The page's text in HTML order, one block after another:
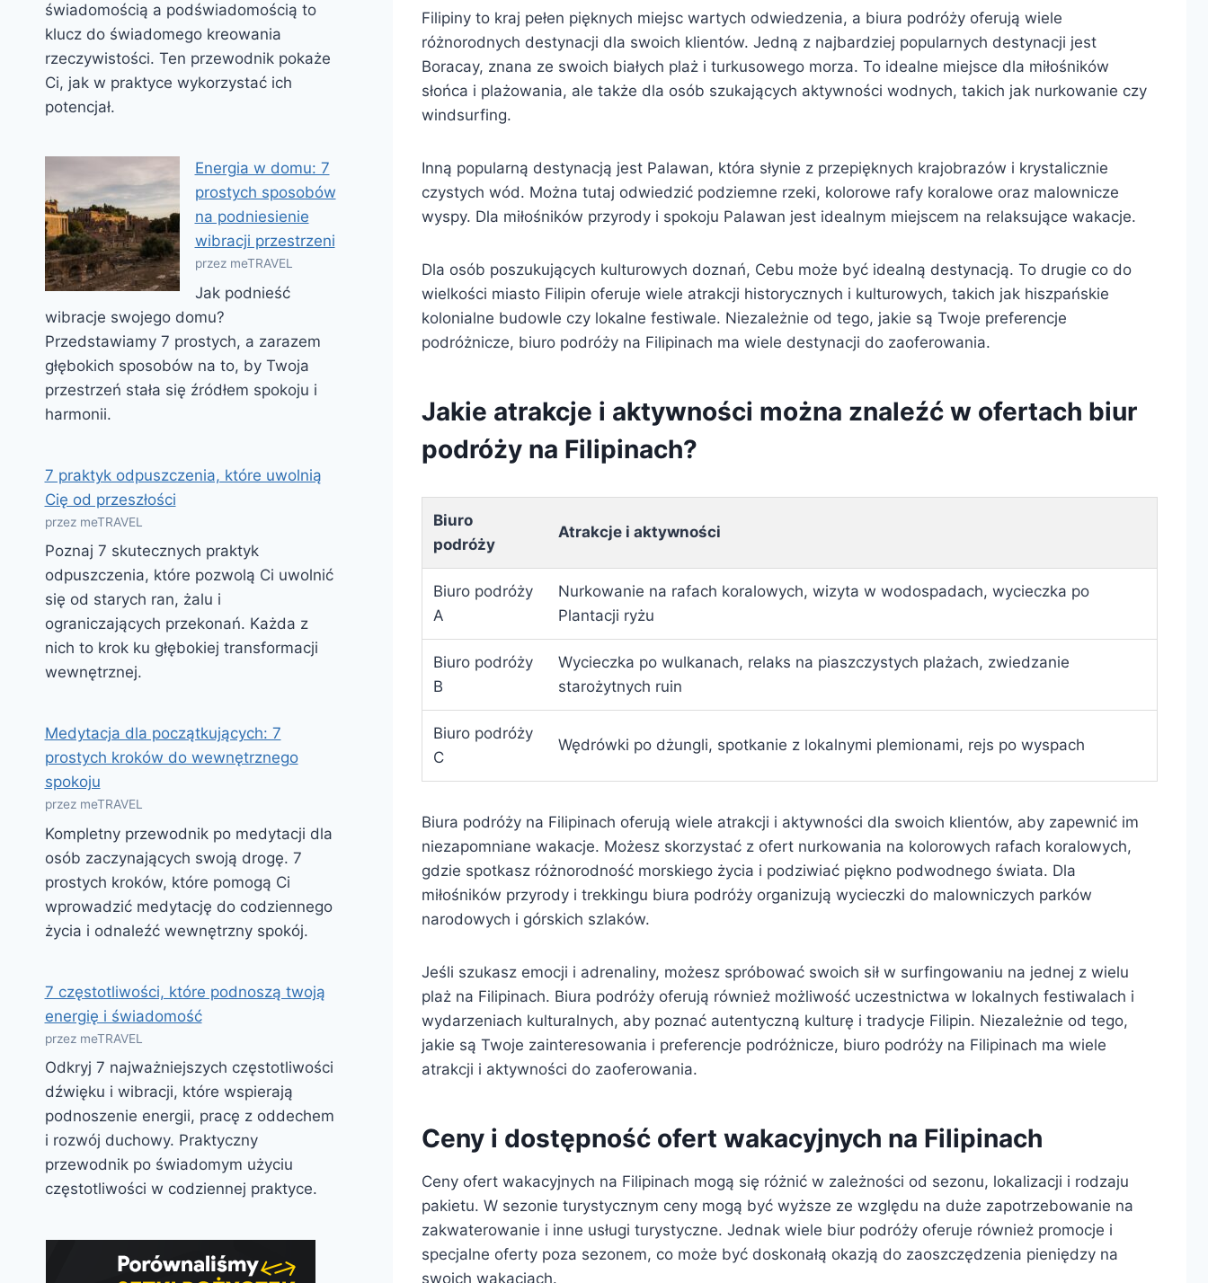
Filipiny to kraj pełen pięknych miejsc wartych odwiedzenia, a biura podróży oferują wiele
różnorodnych destynacji dla swoich klientów. Jedną z najbardziej popularnych destynacji jest
Boracay, znana ze swoich białych plaż i turkusowego morza. To idealne miejsce dla miłośników
słońca i plażowania, ale także dla osób szukających aktywności wodnych, takich jak nurkowanie czy
windsurfing.
Inną popularną destynacją jest Palawan, która słynie z przepięknych krajobrazów i krystalicznie
czystych wód. Można tutaj odwiedzić podziemne rzeki, kolorowe rafy koralowe oraz malownicze
wyspy. Dla miłośników przyrody i spokoju Palawan jest idealnym miejscem na relaksujące wakacje.
Dla osób poszukujących kulturowych doznań, Cebu może być idealną destynacją. To drugie co do
wielkości miasto Filipin oferuje wiele atrakcji historycznych i kulturowych, takich jak hiszpańskie
kolonialne budowle czy lokalne festiwale. Niezależnie od tego, jakie są Twoje preferencje
podróżnicze, biuro podróży na Filipinach ma wiele destynacji do zaoferowania.
Jakie atrakcje i aktywności można znaleźć w ofertach biur
podróży na Filipinach?
Biuro
podróży
Atrakcje i aktywności
Biuro podróży
A
Nurkowanie na rafach koralowych, wizyta w wodospadach, wycieczka po
Plantacji ryżu
Biuro podróży
B
Wycieczka po wulkanach, relaks na piaszczystych plażach, zwiedzanie
starożytnych ruin
Biuro podróży
C
Wędrówki po dżungli, spotkanie z lokalnymi plemionami, rejs po wyspach
Biura podróży na Filipinach oferują wiele atrakcji i aktywności dla swoich klientów, aby zapewnić im
niezapomniane wakacje. Możesz skorzystać z ofert nurkowania na kolorowych rafach koralowych,
gdzie spotkasz różnorodność morskiego życia i podziwiać piękno podwodnego świata. Dla
miłośników przyrody i trekkingu biura podróży organizują wycieczki do malowniczych parków
narodowych i górskich szlaków.
Jeśli szukasz emocji i adrenaliny, możesz spróbować swoich sił w surfingowaniu na jednej z wielu
plaż na Filipinach. Biura podróży oferują również możliwość uczestnictwa w lokalnych festiwalach i
wydarzeniach kulturalnych, aby poznać autentyczną kulturę i tradycje Filipin. Niezależnie od tego,
jakie są Twoje zainteresowania i preferencje podróżnicze, biuro podróży na Filipinach ma wiele
atrakcji i aktywności do zaoferowania.
Ceny i dostępność ofert wakacyjnych na Filipinach
Ceny ofert wakacyjnych na Filipinach mogą się różnić w zależności od sezonu, lokalizacji i rodzaju
pakietu. W sezonie turystycznym ceny mogą być wyższe ze względu na duże zapotrzebowanie na
zakwaterowanie i inne usługi turystyczne. Jednak wiele biur podróży oferuje również promocje i
specjalne oferty poza sezonem, co może być doskonałą okazją do zaoszczędzenia pieniędzy na
swoich wakacjach.
świadomością a podświadomością to
klucz do świadomego kreowania
rzeczywistości. Ten przewodnik pokaże
Ci, jak w praktyce wykorzystać ich
potencjał.
Energia w domu: 7
prostych sposobów
na podniesienie
wibracji przestrzeni
przez meTRAVEL
Jak podnieść
wibracje swojego domu?
Przedstawiamy 7 prostych, a zarazem
głębokich sposobów na to, by Twoja
przestrzeń stała się źródłem spokoju i
harmonii.
7 praktyk odpuszczenia, które uwolnią
Cię od przeszłości
przez meTRAVEL
Poznaj 7 skutecznych praktyk
odpuszczenia, które pozwolą Ci uwolnić
się od starych ran, żalu i
ograniczających przekonań. Każda z
nich to krok ku głębokiej transformacji
wewnętrznej.
Medytacja dla początkujących: 7
prostych kroków do wewnętrznego
spokoju
przez meTRAVEL
Kompletny przewodnik po medytacji dla
osób zaczynających swoją drogę. 7
prostych kroków, które pomogą Ci
wprowadzić medytację do codziennego
życia i odnaleźć wewnętrzny spokój.
7 częstotliwości, które podnoszą twoją
energię i świadomość
przez meTRAVEL
Odkryj 7 najważniejszych częstotliwości
dźwięku i wibracji, które wspierają
podnoszenie energii, pracę z oddechem
i rozwój duchowy. Praktyczny
przewodnik po świadomym użyciu
częstotliwości w codziennej praktyce.